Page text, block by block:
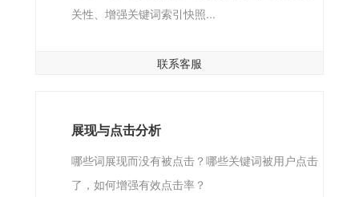
关性、增强关键词索引快照...
联系客服
展现与点击分析
哪些词展现而没有被点击？哪些关键词被用户点击
了，如何增强有效点击率？